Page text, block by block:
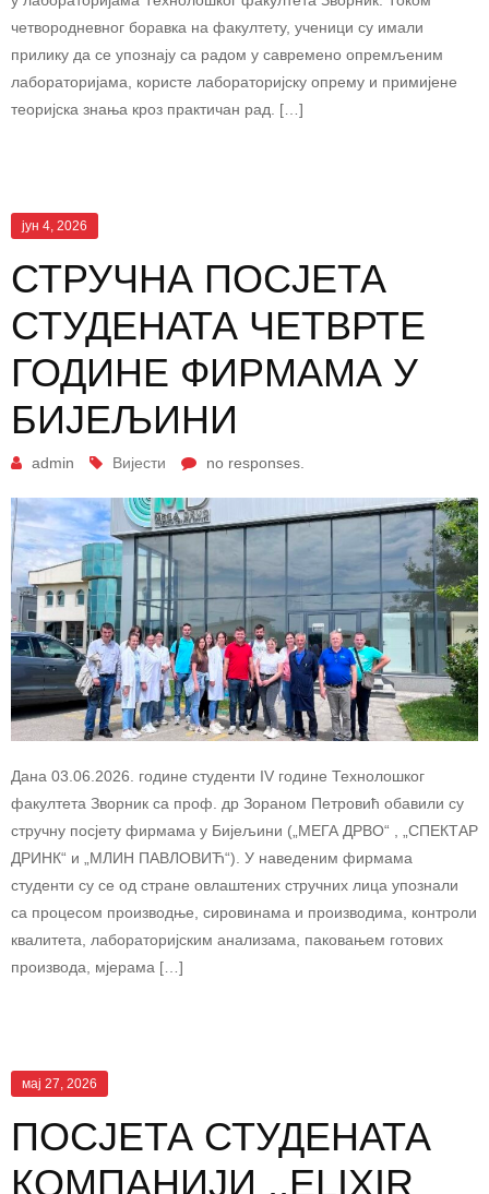
четвородневног боравка на факултету, ученици су имали
прилику да се упознају са радом у савремено опремљеним
лабораторијама, користе лабораторијску опрему и примијене
теоријска знања кроз практичан рад. […]
јун 4, 2026
СТРУЧНА ПОСЈЕТА
СТУДЕНАТА ЧЕТВРТЕ
ГОДИНЕ ФИРМАМА У
БИЈЕЉИНИ
admin Вијести no responses.
Дана 03.06.2026. године студенти IV године Технолошког
факултета Зворник са проф. др Зораном Петровић обавили су
стручну посјету фирмама у Бијељини („МЕГА ДРВО“ , „СПЕКТАР
ДРИНК“ и „МЛИН ПАВЛОВИЋ“). У наведеним фирмама
студенти су се од стране овлаштених стручних лица упознали
са процесом производње, сировинама и производима, контроли
квалитета, лабораторијским анализама, паковањем готових
производа, мјерама […]
мај 27, 2026
ПОСЈЕТА СТУДЕНАТА
КОМПАНИЈИ ,,ELIXIR